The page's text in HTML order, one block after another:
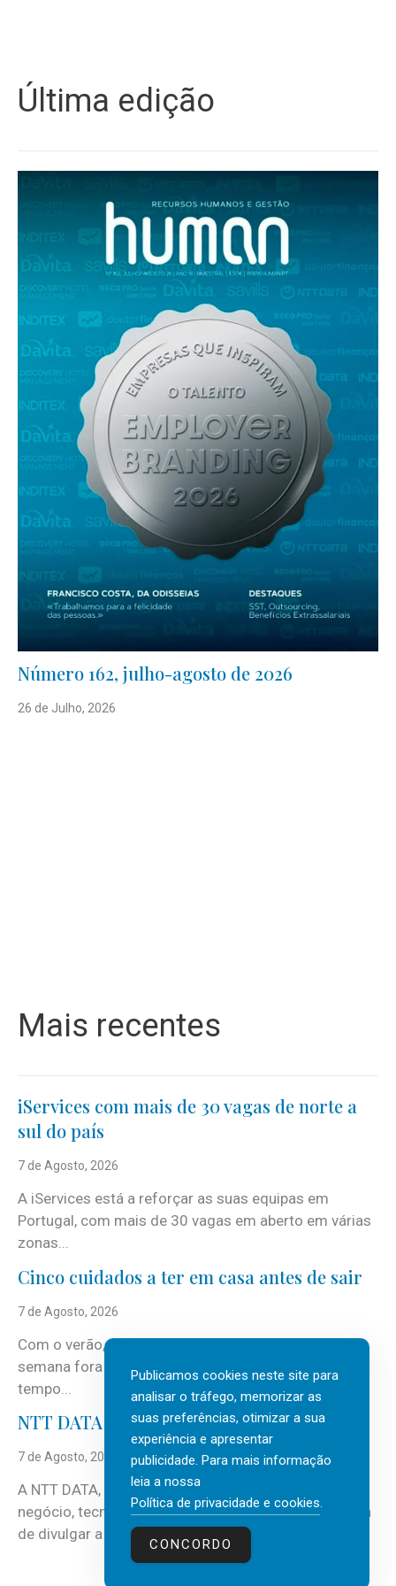
Última edição
Número 162, julho-agosto de 2026
26 de Julho, 2026
Mais recentes
iServices com mais de 30 vagas de norte a
sul do país
7 de Agosto, 2026
A iServices está a reforçar as suas equipas em
Portugal, com mais de 30 vagas em aberto em várias
zonas...
Cinco cuidados a ter em casa antes de sair
7 de Agosto, 2026
Com o verão, chegam também as férias, os fins-de-
semana fora e os dias em que a casa fica mais
tempo...
NTT DATA Insurtech Global Outlook 2026
7 de Agosto, 2026
A NTT DATA, consultora global em serviços de
negócio, tecnologia e inteligência artificial (IA), acaba
de divulgar a mais recente...
Publicamos cookies neste site para
analisar o tráfego, memorizar as
suas preferências, otimizar a sua
experiência e apresentar
publicidade. Para mais informação
leia a nossa
Política de privacidade e cookies.
CONCORDO